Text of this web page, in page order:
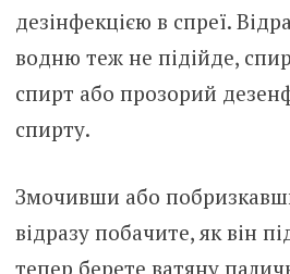
дeзінфекцією в спреї.
водню теж не підійде,
спиpт або прозорий
спиpту.
Змочивши або
відразу побачите, як він
тепер берете ватяну